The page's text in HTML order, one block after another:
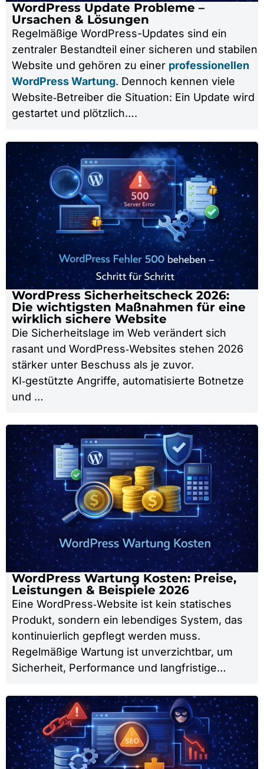
WordPress Update Probleme –
Ursachen & Lösungen
Regelmäßige WordPress-Updates sind ein
zentraler Bestandteil einer sicheren und stabilen
Website und gehören zu einer professionellen
WordPress Wartung. Dennoch kennen viele
Website‑Betreiber die Situation: Ein Update wird
gestartet und plötzlich….
WordPress Sicherheitscheck 2026:
Die wichtigsten Maßnahmen für eine
wirklich sichere Website
Die Sicherheitslage im Web verändert sich
rasant und WordPress‑Websites stehen 2026
stärker unter Beschuss als je zuvor.
KI‑gestützte Angriffe, automatisierte Botnetze
und …
WordPress Wartung Kosten: Preise,
Leistungen & Beispiele 2026
Eine WordPress‑Website ist kein statisches
Produkt, sondern ein lebendiges System, das
kontinuierlich gepflegt werden muss.
Regelmäßige Wartung ist unverzichtbar, um
Sicherheit, Performance und langfristige…